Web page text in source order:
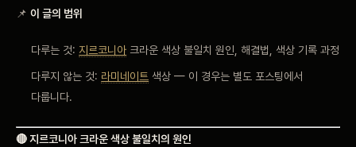
📌 이 글의 범위
다루는 것: 지르코니아 크라운 색상 불일치 원인, 해결법, 색상 기록 과정
다루지 않는 것: 라미네이트 색상 — 이 경우는 별도 포스팅에서
다룹니다.
🔴 지르코니아 크라운 색상 불일치의 원인